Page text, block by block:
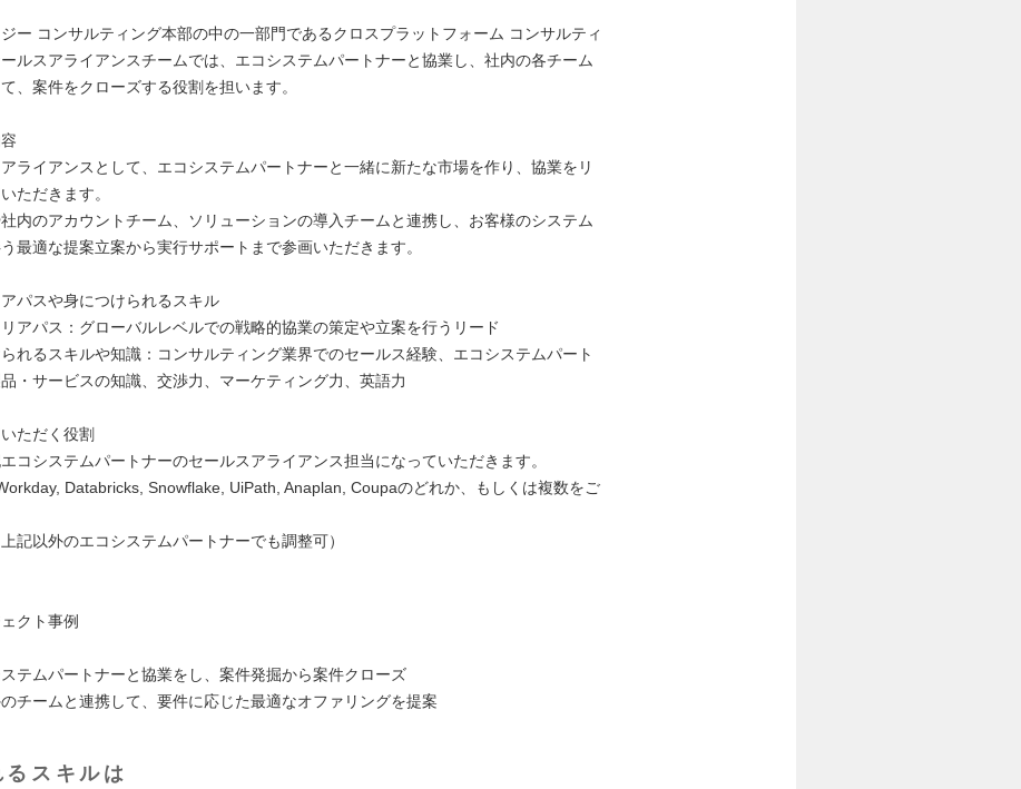
ー コンサルティング本部の中の一部門であるクロスプラットフォーム コンサルティ
ルスアライアンスチームでは、エコシステムパートナーと協業し、社内の各チーム
、案件をクローズする役割を担います。
ライアンスとして、エコシステムパートナーと一緒に新たな市場を作り、協業をリ
ただきます。
内のアカウントチーム、ソリューションの導入チームと連携し、お客様のシステム
最適な提案立案から実行サポートまで参画いただきます。
パスや身につけられるスキル
アパス：グローバルレベルでの戦略的協業の策定や立案を行うリード
れるスキルや知識：コンサルティング業界でのセールス経験、エコシステムパート
・サービスの知識、交渉力、マーケティング力、英語力
ただく役割
コシステムパートナーのセールスアライアンス担当になっていただきます。
Databricks, Snowflake, UiPath, Anaplan, Coupaのどれか、もしくは複数をご
上記以外のエコシステムパートナーでも調整可）
クト事例
ステムパートナーと協業をし、案件発掘から案件クローズ
のチームと連携して、要件に応じた最適なオファリングを提案
スキルは